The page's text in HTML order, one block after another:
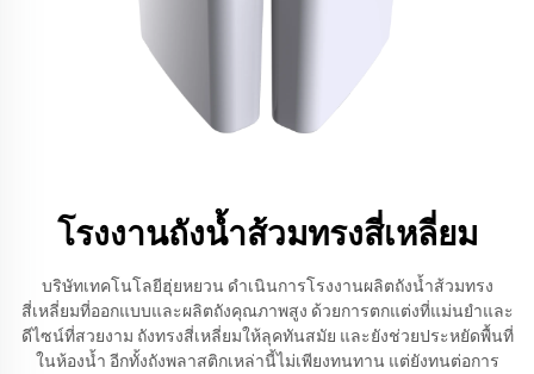
โรงงานถังน้ำส้วมทรงสี่เหลี่ยม
บริษัทเทคโนโลยีฮุ่ยหยวน ดำเนินการโรงงานผลิตถังน้ำส้วมทรง
สี่เหลี่ยมที่ออกแบบและผลิตถังคุณภาพสูง ด้วยการตกแต่งที่แม่นยำและ
ดีไซน์ที่สวยงาม ถังทรงสี่เหลี่ยมให้ลุคทันสมัย และยังช่วยประหยัดพื้นที่
ในห้องน้ำ อีกทั้งถังพลาสติกเหล่านี้ไม่เพียงทนทาน แต่ยังทนต่อการ